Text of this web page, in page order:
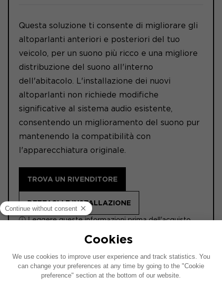
Questa soluzione ti consente di migliorare gli
altoparlanti anteriori e posteriori del tuo
veicolo, per un suono più ricco e una migliore
distribuzione del suono all'interno
dell'abitacolo. L'installazione dei nuovi
altoparlanti non richiede modifiche
significative al sistema audio esistente,
consentendo un miglioramento del suono pur
mantenendo la compatibilità con
l'apparecchiatura originale.
TROVA UN RIVENDITORE
DETTAGLI E INSTALLAZIONE
ⓘ Leggere queste informazioni prima dell'acquisto.
Questo schema di installazione si basa su un
veicolo dotato di un impianto audio di serie. Se il